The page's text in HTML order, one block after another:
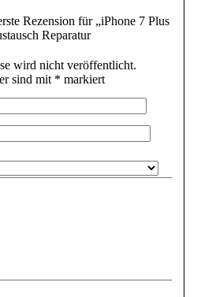
Rezension für „iPhone 7 Plus
Reparatur
wird nicht veröffentlicht.
sind mit * markiert